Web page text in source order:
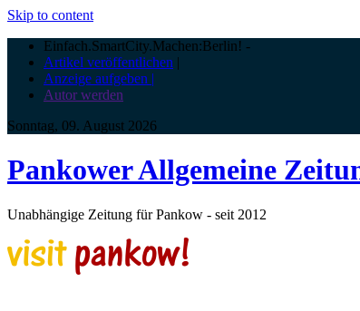
Skip to content
Einfach.SmartCity.Machen:Berlin! -
Artikel veröffentlichen |
Anzeige aufgeben |
Autor werden
Sonntag, 09. August 2026
Pankower Allgemeine
Unabhängige Zeitung für Pankow - seit 2012